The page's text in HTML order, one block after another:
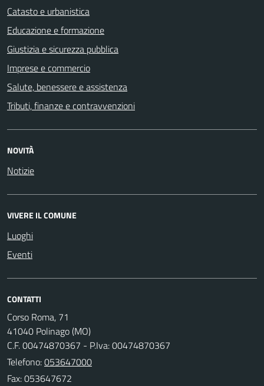
Catasto e urbanistica
Educazione e formazione
Giustizia e sicurezza pubblica
Imprese e commercio
Salute, benessere e assistenza
Tributi, finanze e contravvenzioni
NOVITÀ
Notizie
VIVERE IL COMUNE
Luoghi
Eventi
CONTATTI
Corso Roma, 71
41040 Polinago (MO)
C.F. 00474870367 - P.Iva: 00474870367
Telefono:053647000
Fax: 053647672